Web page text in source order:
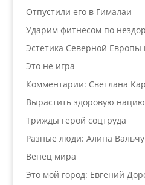
Отпустили его в Гималаи
Ударим фитнесом по
Эстетика Северной
Это не игра
Комментарии: Светлана
Вырастить здоровую нацию
Трижды герой соцтруда
Разные люди: Алина
Венец мира
Это мой город: Евгений